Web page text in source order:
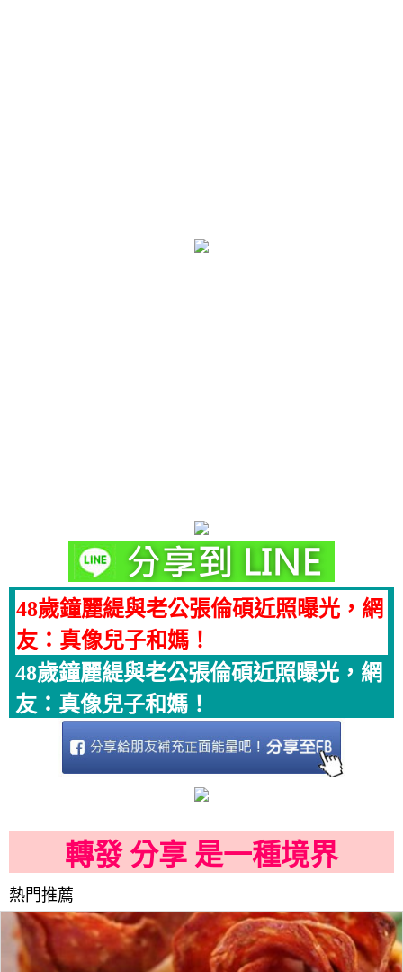
48歲鐘麗緹與老公張倫碩近照曝光，網
友：真像兒子和媽！
48歲鐘麗緹與老公張倫碩近照曝光，網
友：真像兒子和媽！
轉發 分享 是一種境界
熱門推薦